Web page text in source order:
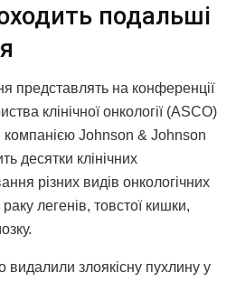
подальші
представлять на конференції
клінічної онкології (ASCO)
компанією Johnson & Johnson
десятки клінічних
різних видів онкологічних
легенів, товстої кишки,
видалили злоякісну пухлину у